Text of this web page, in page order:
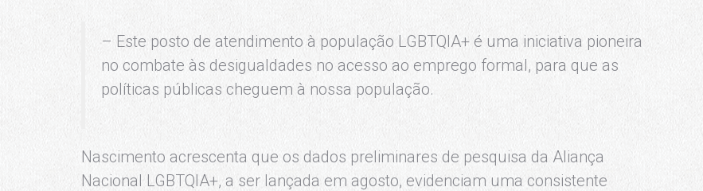
– Este posto de atendimento à população LGBTQIA+ é uma iniciativa pioneira
no combate às desigualdades no acesso ao emprego formal, para que as
políticas públicas cheguem à nossa população.
Nascimento acrescenta que os dados preliminares de pesquisa da Aliança
Nacional LGBTQIA+, a ser lançada em agosto, evidenciam uma consistente